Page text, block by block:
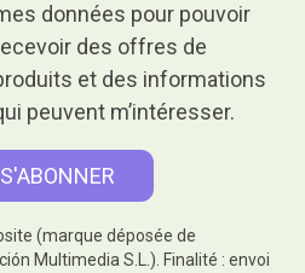
données pour pouvoir
des offres de
et des informations
peuvent m’intéresser.
(marque déposée de
Multimedia S.L.). Finalité : envoi